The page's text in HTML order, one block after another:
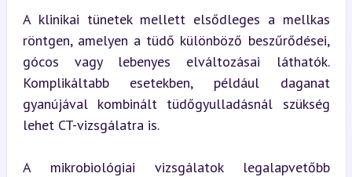
A klinikai tünetek mellett elsődleges a mellkas
röntgen, amelyen a tüdő különböző beszűrődései,
gócos vagy lebenyes elváltozásai láthatók.
Komplikáltabb esetekben, például daganat
gyanújával kombinált tüdőgyulladásnál szükség
lehet CT-vizsgálatra is.
A mikrobiológiai vizsgálatok legalapvetőbb